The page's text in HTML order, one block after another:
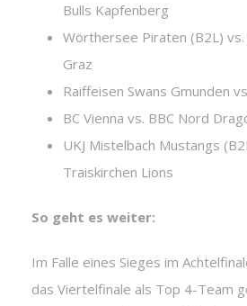
Bulls Kapfenberg
Wörthersee Piraten (B2L) vs.
Graz
Raiffeisen Swans Gmunden
BC Vienna vs. BBC Nord
UKJ Mistelbach Mustangs
Traiskirchen Lions
So geht es weiter:
Im Falle eines Sieges im
das Viertelfinale als Top 4-Team